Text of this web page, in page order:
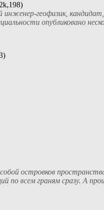
геофизик,
опубликовано
островков
по всем граням сразу. А